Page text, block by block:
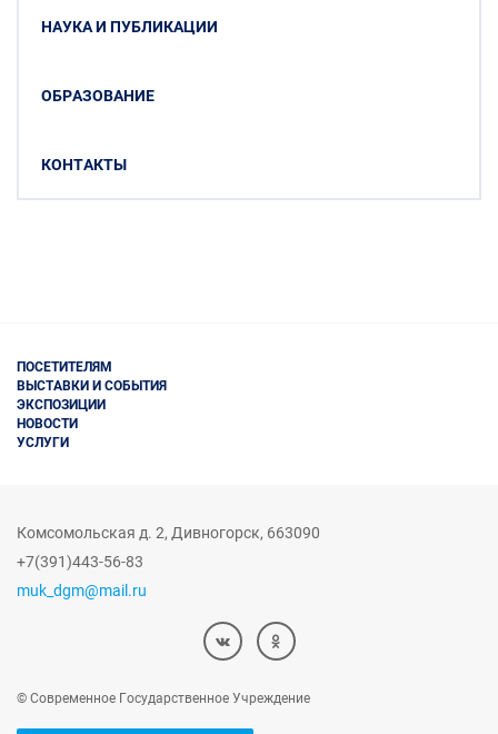
НАУКА И ПУБЛИКАЦИИ
ОБРАЗОВАНИЕ
КОНТАКТЫ
ПОСЕТИТЕЛЯМ
ВЫСТАВКИ И СОБЫТИЯ
ЭКСПОЗИЦИИ
НОВОСТИ
УСЛУГИ
Комсомольская д. 2, Дивногорск, 663090
+7(391)443-56-83
muk_dgm@mail.ru
© Современное Государственное Учреждение